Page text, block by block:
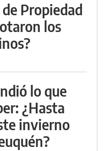
Propiedad
los
lo que
¿Hasta
invierno